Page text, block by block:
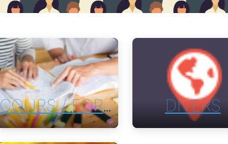
COURS / FORMATION DIVERS